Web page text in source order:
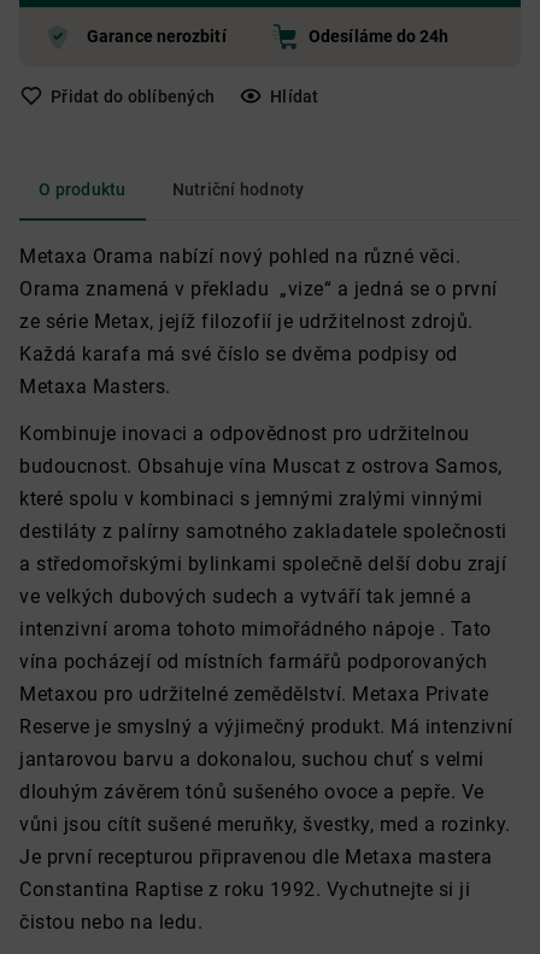
Garance nerozbití Odesíláme do 24h
Přidat do oblíbených Hlídat
O produktu Nutriční hodnoty
Metaxa Orama nabízí nový pohled na různé věci.
Orama znamená v překladu „vize“ a jedná se o první
ze série Metax, jejíž filozofií je udržitelnost zdrojů.
Každá karafa má své číslo se dvěma podpisy od
Metaxa Masters.
Kombinuje inovaci a odpovědnost pro udržitelnou
budoucnost. Obsahuje vína Muscat z ostrova Samos,
které spolu v kombinaci s jemnými zralými vinnými
destiláty z palírny samotného zakladatele společnosti
a středomořskými bylinkami společně delší dobu zrají
ve velkých dubových sudech a vytváří tak jemné a
intenzivní aroma tohoto mimořádného nápoje . Tato
vína pocházejí od místních farmářů podporovaných
Metaxou pro udržitelné zemědělství. Metaxa Private
Reserve je smyslný a výjimečný produkt. Má intenzivní
jantarovou barvu a dokonalou, suchou chuť s velmi
dlouhým závěrem tónů sušeného ovoce a pepře. Ve
vůni jsou cítít sušené meruňky, švestky, med a rozinky.
Je první recepturou připravenou dle Metaxa mastera
Constantina Raptise z roku 1992. Vychutnejte si ji
čistou nebo na ledu.